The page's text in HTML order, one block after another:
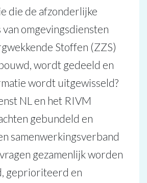
die de afzonderlijke
omgevingsdiensten
Stoffen (ZZS)
wordt gedeeld en
wordt uitgewisseld?
NL en het RIVM
gebundeld en
samenwerkingsverband
gezamenlijk worden
geprioriteerd en